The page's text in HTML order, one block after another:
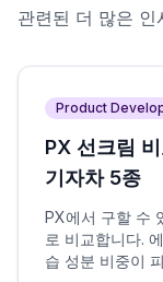
관련된 더 많은 인
Product
PX 선크림
기자차 5종
PX에서 구할 수
로 비교합니다.
습 성분 비중이